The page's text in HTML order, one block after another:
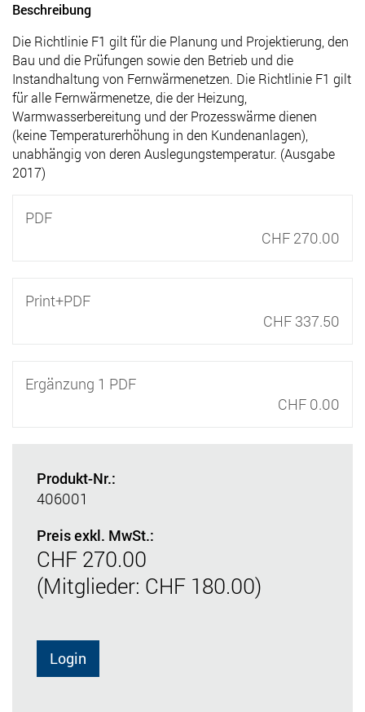
Beschreibung
Die Richtlinie F1 gilt für die Planung und Projektierung, den
Bau und die Prüfungen sowie den Betrieb und die
Instandhaltung von Fernwärmenetzen. Die Richtlinie F1 gilt
für alle Fernwärmenetze, die der Heizung,
Warmwasserbereitung und der Prozesswärme dienen
(keine Temperaturerhöhung in den Kundenanlagen),
unabhängig von deren Auslegungstemperatur. (Ausgabe
2017)
PDF
CHF 270.00
Print+PDF
CHF 337.50
Ergänzung 1 PDF
CHF 0.00
Produkt-Nr.:
406001
Preis exkl. MwSt.:
CHF 270.00
(Mitglieder: CHF 180.00)
Login